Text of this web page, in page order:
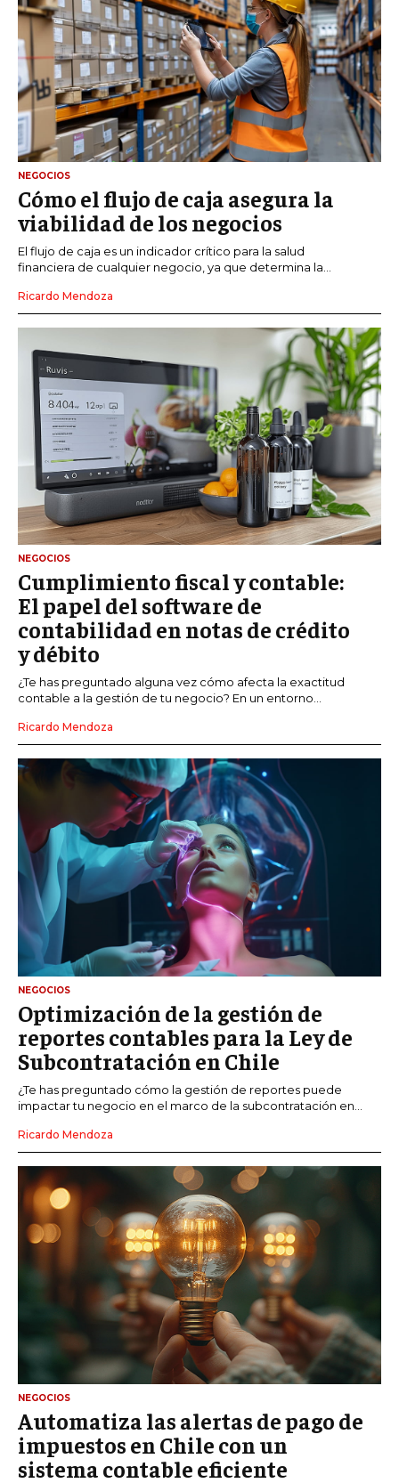
NEGOCIOS
Cómo el flujo de caja asegura la
viabilidad de los negocios
El flujo de caja es un indicador crítico para la salud
financiera de cualquier negocio, ya que determina la...
Ricardo Mendoza
NEGOCIOS
Cumplimiento fiscal y contable:
El papel del software de
contabilidad en notas de crédito
y débito
¿Te has preguntado alguna vez cómo afecta la exactitud
contable a la gestión de tu negocio? En un entorno...
Ricardo Mendoza
NEGOCIOS
Optimización de la gestión de
reportes contables para la Ley de
Subcontratación en Chile
¿Te has preguntado cómo la gestión de reportes puede
impactar tu negocio en el marco de la subcontratación en...
Ricardo Mendoza
NEGOCIOS
Automatiza las alertas de pago de
impuestos en Chile con un
sistema contable eficiente